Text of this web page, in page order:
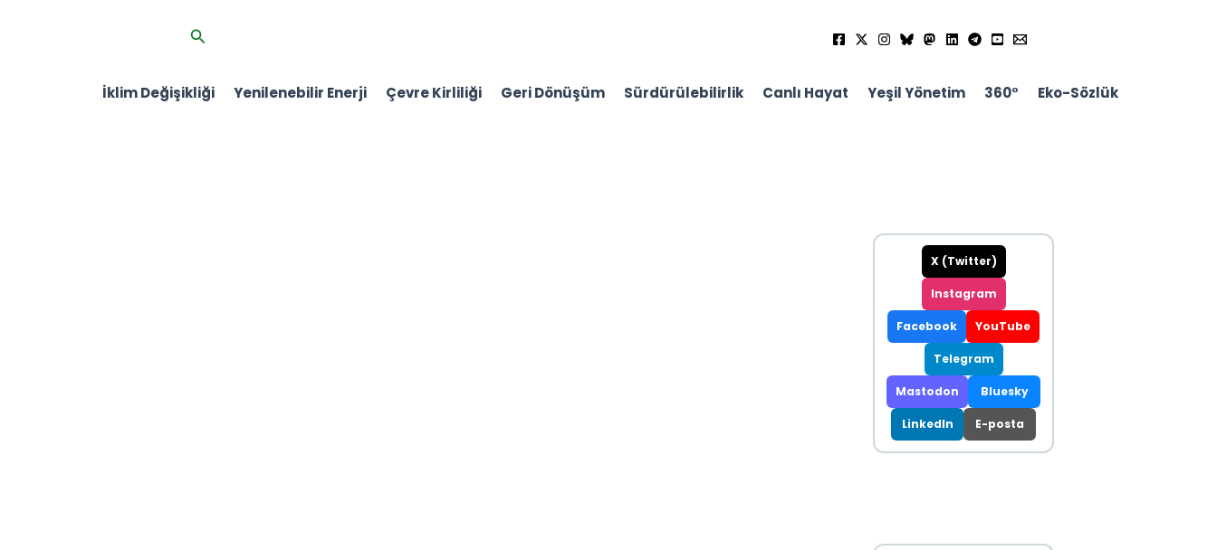
Arama
İklim Değişikliği Yenilenebilir Enerji Çevre Kirliliği Geri Dönüşüm Sürdürülebilirlik Canlı Hayat Yeşil Yönetim 360° Eko-Sözlük
X (Twitter)
Instagram
Facebook YouTube
Telegram
Mastodon Bluesky
LinkedIn E-posta